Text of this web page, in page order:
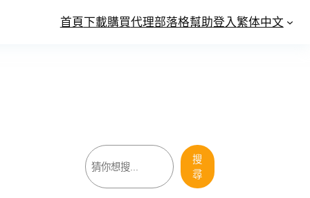
首頁下載購買代理部落格幫助登入繁体中文
搜
尋
搜
尋